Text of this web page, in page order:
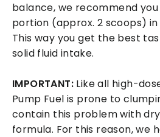
balance, we recommend
portion (approx. 2 scoops)
This way you get the best
solid fluid intake.
IMPORTANT: Like all high-
Pump Fuel is prone to
contain this problem with
formula. For this reason, we